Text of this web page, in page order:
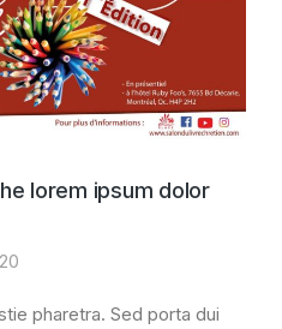
lorem ipsum dolor
pharetra. Sed porta dui